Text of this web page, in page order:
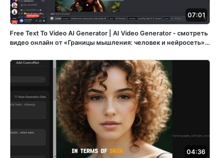
07:01
Free Text To Video AI Generator | AI Video Generator - смотреть
видео онлайн от «Границы мышления: человек и нейросеть» в
6:21:47 00:07:01.
04:36